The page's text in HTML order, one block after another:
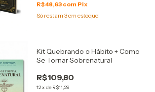
R$48,63 com Pix
Só restam 3em estoque!
Kit Quebrando o Hábito + Como
Se Tornar Sobrenatural
R$109,80
12x de R$11,29